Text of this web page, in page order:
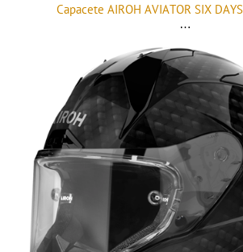
Capacete AIROH AVIATOR SIX